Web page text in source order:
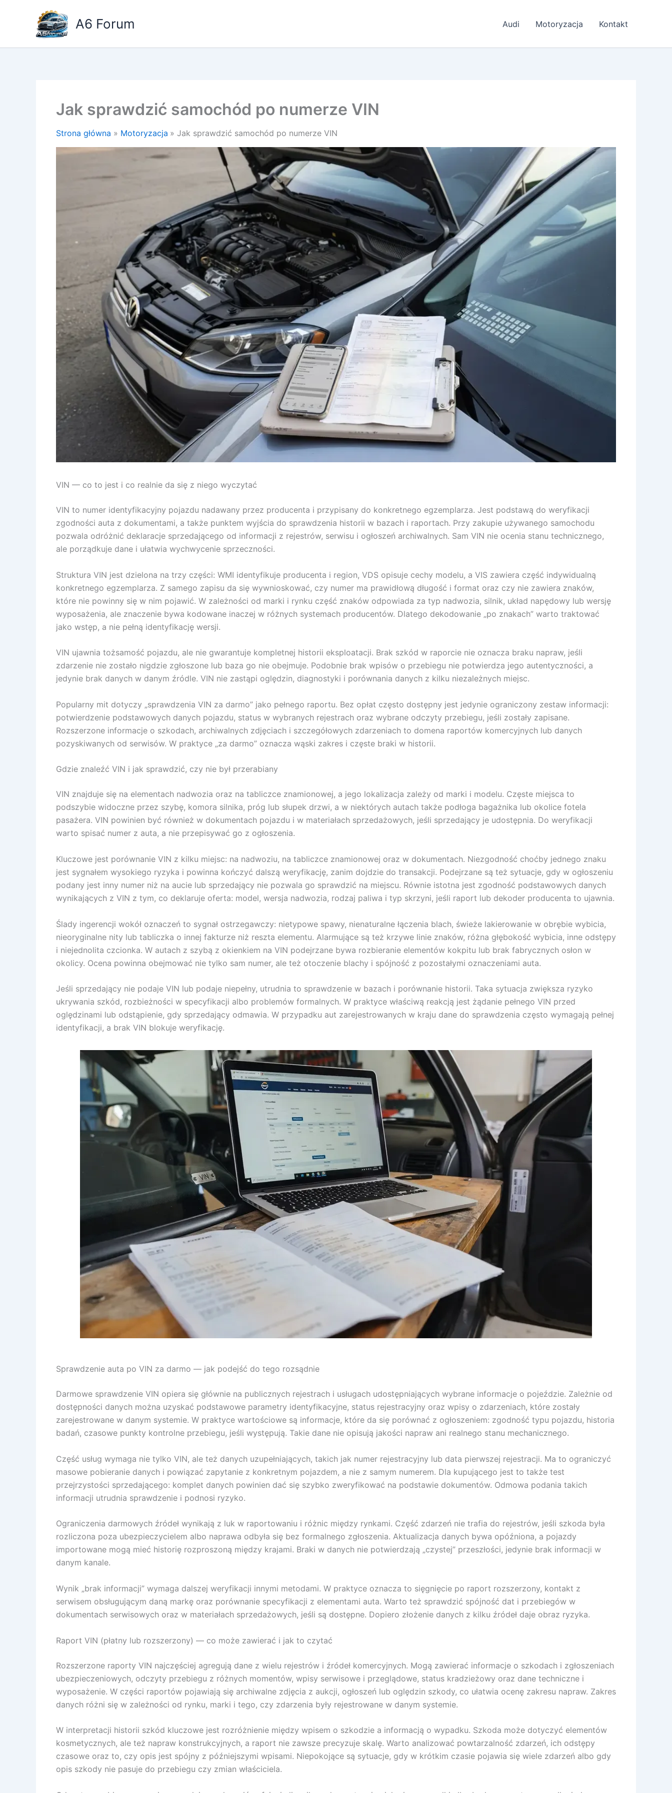
A6 Forum Audi Motoryzacja Kontakt
Jak sprawdzić samochód po numerze VIN
Strona główna Motoryzacja Jak sprawdzić samochód po numerze VIN
VIN — co to jest i co realnie da się z niego wyczytać
VIN to numer identyfikacyjny pojazdu nadawany przez producenta i przypisany do konkretnego egzemplarza. Jest podstawą do weryfikacji
zgodności auta z dokumentami, a także punktem wyjścia do sprawdzenia historii w bazach i raportach. Przy zakupie używanego samochodu
pozwala odróżnić deklaracje sprzedającego od informacji z rejestrów, serwisu i ogłoszeń archiwalnych. Sam VIN nie ocenia stanu technicznego,
ale porządkuje dane i ułatwia wychwycenie sprzeczności.
Struktura VIN jest dzielona na trzy części: WMI identyfikuje producenta i region, VDS opisuje cechy modelu, a VIS zawiera część indywidualną
konkretnego egzemplarza. Z samego zapisu da się wywnioskować, czy numer ma prawidłową długość i format oraz czy nie zawiera znaków,
które nie powinny się w nim pojawić. W zależności od marki i rynku część znaków odpowiada za typ nadwozia, silnik, układ napędowy lub wersję
wyposażenia, ale znaczenie bywa kodowane inaczej w różnych systemach producentów. Dlatego dekodowanie „po znakach” warto traktować
jako wstęp, a nie pełną identyfikację wersji.
VIN ujawnia tożsamość pojazdu, ale nie gwarantuje kompletnej historii eksploatacji. Brak szkód w raporcie nie oznacza braku napraw, jeśli
zdarzenie nie zostało nigdzie zgłoszone lub baza go nie obejmuje. Podobnie brak wpisów o przebiegu nie potwierdza jego autentyczności, a
jedynie brak danych w danym źródle. VIN nie zastąpi oględzin, diagnostyki i porównania danych z kilku niezależnych miejsc.
Popularny mit dotyczy „sprawdzenia VIN za darmo” jako pełnego raportu. Bez opłat często dostępny jest jedynie ograniczony zestaw informacji:
potwierdzenie podstawowych danych pojazdu, status w wybranych rejestrach oraz wybrane odczyty przebiegu, jeśli zostały zapisane.
Rozszerzone informacje o szkodach, archiwalnych zdjęciach i szczegółowych zdarzeniach to domena raportów komercyjnych lub danych
pozyskiwanych od serwisów. W praktyce „za darmo” oznacza wąski zakres i częste braki w historii.
Gdzie znaleźć VIN i jak sprawdzić, czy nie był przerabiany
VIN znajduje się na elementach nadwozia oraz na tabliczce znamionowej, a jego lokalizacja zależy od marki i modelu. Częste miejsca to
podszybie widoczne przez szybę, komora silnika, próg lub słupek drzwi, a w niektórych autach także podłoga bagażnika lub okolice fotela
pasażera. VIN powinien być również w dokumentach pojazdu i w materiałach sprzedażowych, jeśli sprzedający je udostępnia. Do weryfikacji
warto spisać numer z auta, a nie przepisywać go z ogłoszenia.
Kluczowe jest porównanie VIN z kilku miejsc: na nadwoziu, na tabliczce znamionowej oraz w dokumentach. Niezgodność choćby jednego znaku
jest sygnałem wysokiego ryzyka i powinna kończyć dalszą weryfikację, zanim dojdzie do transakcji. Podejrzane są też sytuacje, gdy w ogłoszeniu
podany jest inny numer niż na aucie lub sprzedający nie pozwala go sprawdzić na miejscu. Równie istotna jest zgodność podstawowych danych
wynikających z VIN z tym, co deklaruje oferta: model, wersja nadwozia, rodzaj paliwa i typ skrzyni, jeśli raport lub dekoder producenta to ujawnia.
Ślady ingerencji wokół oznaczeń to sygnał ostrzegawczy: nietypowe spawy, nienaturalne łączenia blach, świeże lakierowanie w obrębie wybicia,
nieoryginalne nity lub tabliczka o innej fakturze niż reszta elementu. Alarmujące są też krzywe linie znaków, różna głębokość wybicia, inne odstępy
i niejednolita czcionka. W autach z szybą z okienkiem na VIN podejrzane bywa rozbieranie elementów kokpitu lub brak fabrycznych osłon w
okolicy. Ocena powinna obejmować nie tylko sam numer, ale też otoczenie blachy i spójność z pozostałymi oznaczeniami auta.
Jeśli sprzedający nie podaje VIN lub podaje niepełny, utrudnia to sprawdzenie w bazach i porównanie historii. Taka sytuacja zwiększa ryzyko
ukrywania szkód, rozbieżności w specyfikacji albo problemów formalnych. W praktyce właściwą reakcją jest żądanie pełnego VIN przed
oględzinami lub odstąpienie, gdy sprzedający odmawia. W przypadku aut zarejestrowanych w kraju dane do sprawdzenia często wymagają pełnej
identyfikacji, a brak VIN blokuje weryfikację.
Sprawdzenie auta po VIN za darmo — jak podejść do tego rozsądnie
Darmowe sprawdzenie VIN opiera się głównie na publicznych rejestrach i usługach udostępniających wybrane informacje o pojeździe. Zależnie od
dostępności danych można uzyskać podstawowe parametry identyfikacyjne, status rejestracyjny oraz wpisy o zdarzeniach, które zostały
zarejestrowane w danym systemie. W praktyce wartościowe są informacje, które da się porównać z ogłoszeniem: zgodność typu pojazdu, historia
badań, czasowe punkty kontrolne przebiegu, jeśli występują. Takie dane nie opisują jakości napraw ani realnego stanu mechanicznego.
Część usług wymaga nie tylko VIN, ale też danych uzupełniających, takich jak numer rejestracyjny lub data pierwszej rejestracji. Ma to ograniczyć
masowe pobieranie danych i powiązać zapytanie z konkretnym pojazdem, a nie z samym numerem. Dla kupującego jest to także test
przejrzystości sprzedającego: komplet danych powinien dać się szybko zweryfikować na podstawie dokumentów. Odmowa podania takich
informacji utrudnia sprawdzenie i podnosi ryzyko.
Ograniczenia darmowych źródeł wynikają z luk w raportowaniu i różnic między rynkami. Część zdarzeń nie trafia do rejestrów, jeśli szkoda była
rozliczona poza ubezpieczycielem albo naprawa odbyła się bez formalnego zgłoszenia. Aktualizacja danych bywa opóźniona, a pojazdy
importowane mogą mieć historię rozproszoną między krajami. Braki w danych nie potwierdzają „czystej” przeszłości, jedynie brak informacji w
danym kanale.
Wynik „brak informacji” wymaga dalszej weryfikacji innymi metodami. W praktyce oznacza to sięgnięcie po raport rozszerzony, kontakt z
serwisem obsługującym daną markę oraz porównanie specyfikacji z elementami auta. Warto też sprawdzić spójność dat i przebiegów w
dokumentach serwisowych oraz w materiałach sprzedażowych, jeśli są dostępne. Dopiero złożenie danych z kilku źródeł daje obraz ryzyka.
Raport VIN (płatny lub rozszerzony) — co może zawierać i jak to czytać
Rozszerzone raporty VIN najczęściej agregują dane z wielu rejestrów i źródeł komercyjnych. Mogą zawierać informacje o szkodach i zgłoszeniach
ubezpieczeniowych, odczyty przebiegu z różnych momentów, wpisy serwisowe i przeglądowe, status kradzieżowy oraz dane techniczne i
wyposażenie. W części raportów pojawiają się archiwalne zdjęcia z aukcji, ogłoszeń lub oględzin szkody, co ułatwia ocenę zakresu napraw. Zakres
danych różni się w zależności od rynku, marki i tego, czy zdarzenia były rejestrowane w danym systemie.
W interpretacji historii szkód kluczowe jest rozróżnienie między wpisem o szkodzie a informacją o wypadku. Szkoda może dotyczyć elementów
kosmetycznych, ale też napraw konstrukcyjnych, a raport nie zawsze precyzuje skalę. Warto analizować powtarzalność zdarzeń, ich odstępy
czasowe oraz to, czy opis jest spójny z późniejszymi wpisami. Niepokojące są sytuacje, gdy w krótkim czasie pojawia się wiele zdarzeń albo gdy
opis szkody nie pasuje do przebiegu czy zmian właściciela.